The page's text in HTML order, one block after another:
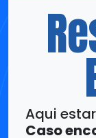
Aqui
Caso